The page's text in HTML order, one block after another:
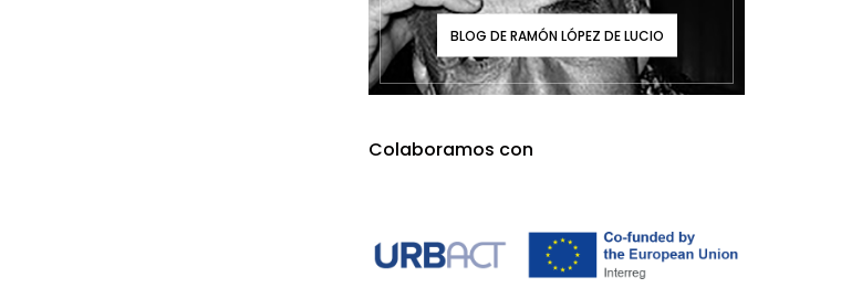
BLOG DE RAMÓN LÓPEZ DE LUCIO
Colaboramos con